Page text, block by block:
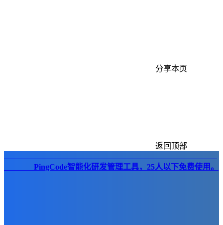
分享本页
返回顶部
PingCode智能化研发管理工具，25人以下免费使用。